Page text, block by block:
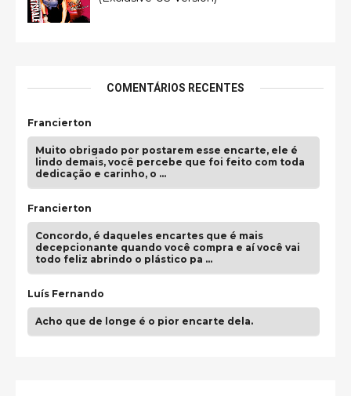
COMENTÁRIOS RECENTES
Francierton
Muito obrigado por postarem esse encarte, ele é
lindo demais, você percebe que foi feito com toda
dedicação e carinho, o …
Francierton
Concordo, é daqueles encartes que é mais
decepcionante quando você compra e aí você vai
todo feliz abrindo o plástico pa …
Luís Fernando
Acho que de longe é o pior encarte dela.